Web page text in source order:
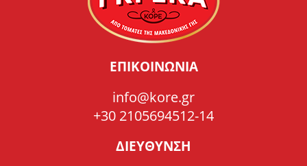
ΕΠΙΚΟΙΝΩΝΙΑ
info@kore.gr
+30 2105694512-14
ΔΙΕΥΘΥΝΣΗ